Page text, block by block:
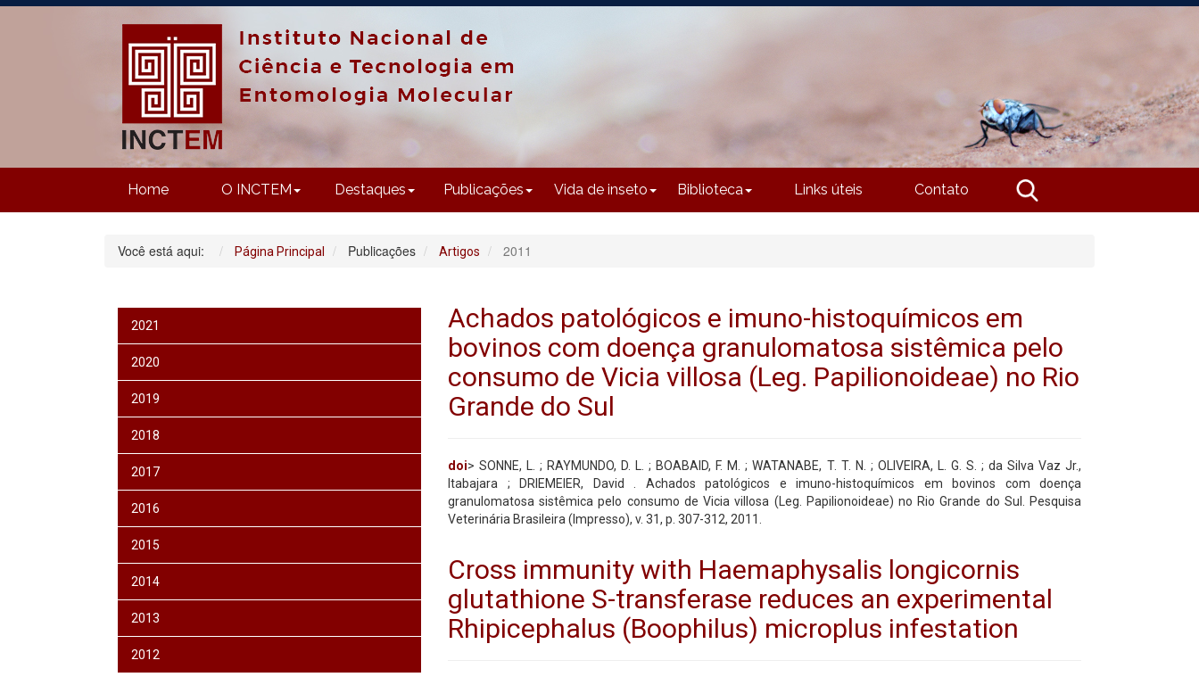
Home O INCTEM Destaques Publicações Vida de inseto Biblioteca Links úteis Contato
Você está aqui: Página Principal Publicações Artigos 2011
2021
2020
2019
2018
2017
2016
2015
2014
2013
2012
Achados patológicos e imuno-histoquímicos em
bovinos com doença granulomatosa sistêmica pelo
consumo de Vicia villosa (Leg. Papilionoideae) no Rio
Grande do Sul
doi> SONNE, L. ; RAYMUNDO, D. L. ; BOABAID, F. M. ; WATANABE, T. T. N. ; OLIVEIRA, L. G. S. ; da Silva Vaz Jr.,
Itabajara ; DRIEMEIER, David . Achados patológicos e imuno-histoquímicos em bovinos com doença
granulomatosa sistêmica pelo consumo de Vicia villosa (Leg. Papilionoideae) no Rio Grande do Sul. Pesquisa
Veterinária Brasileira (Impresso), v. 31, p. 307-312, 2011.
Cross immunity with Haemaphysalis longicornis
glutathione S-transferase reduces an experimental
Rhipicephalus (Boophilus) microplus infestation